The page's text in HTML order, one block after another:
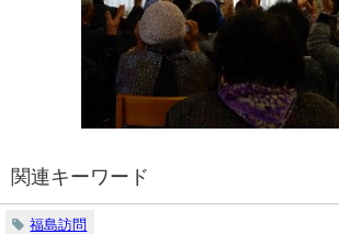
関連キーワード
福島訪問